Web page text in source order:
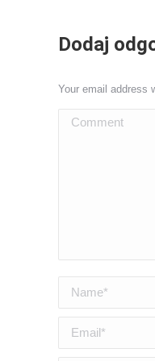
Dodaj
Your email address
Comment
Name *
Email *